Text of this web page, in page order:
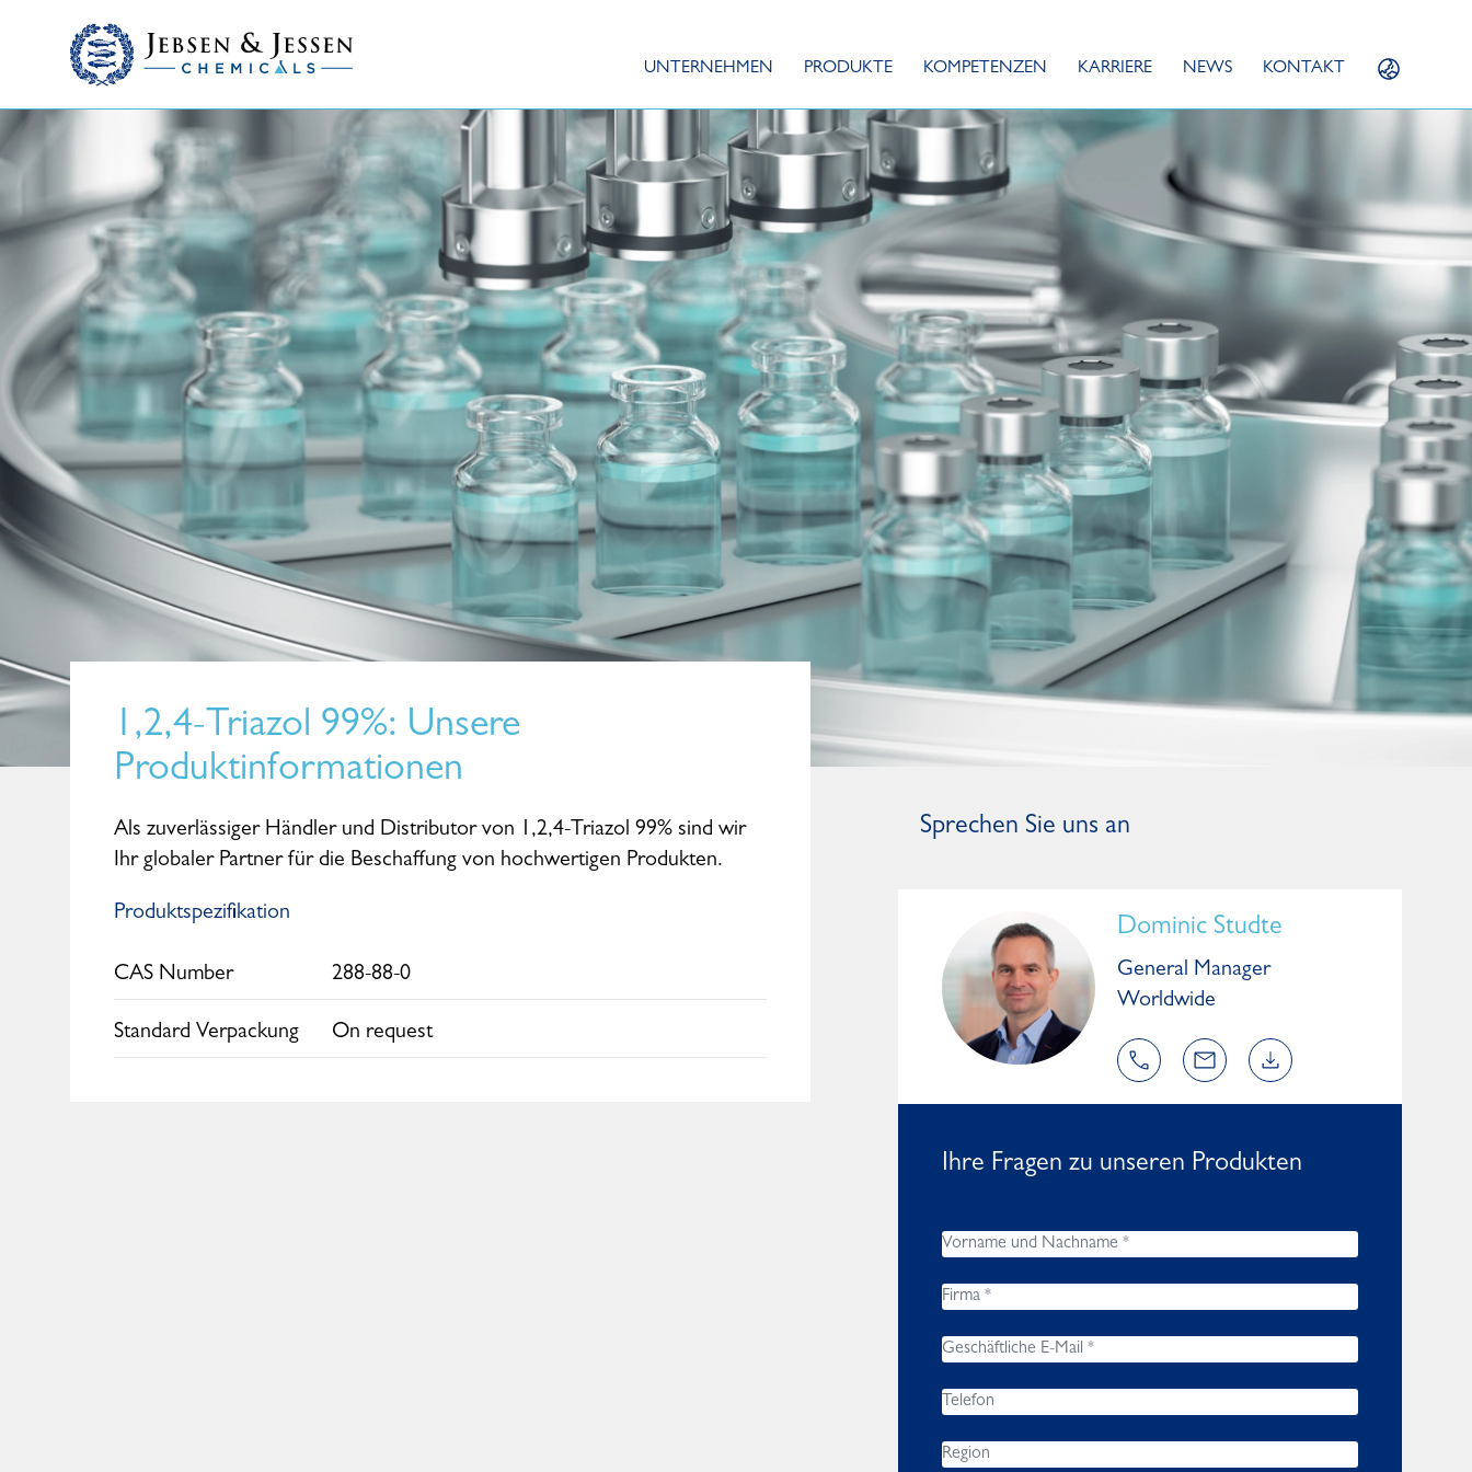
UNTERNEHMEN PRODUKTE KOMPETENZEN KARRIERE NEWS KONTAKT
1,2,4-Triazol 99%: Unsere
Produktinformationen
Als zuverlässiger Händler und Distributor von 1,2,4-Triazol 99% sind wir
Ihr globaler Partner für die Beschaffung von hochwertigen Produkten.
Produktspezifikation
CAS Number 288-88-0
Standard Verpackung On request
Sprechen Sie uns an
Worldwide
Dominic Studte
General Manager
Worldwide
Ihre Fragen zu unseren Produkten